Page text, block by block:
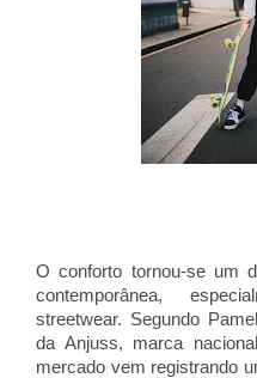
O conforto tornou-se um
contemporânea,
streetwear. Segundo
da Anjuss, marca
mercado vem registrando